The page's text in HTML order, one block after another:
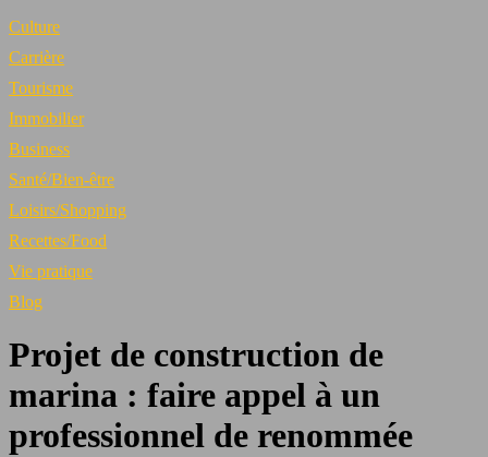
Culture
Carrière
Tourisme
Immobilier
Business
Santé/Bien-être
Loisirs/Shopping
Recettes/Food
Vie pratique
Blog
Projet de construction de
marina : faire appel à un
professionnel de renommée